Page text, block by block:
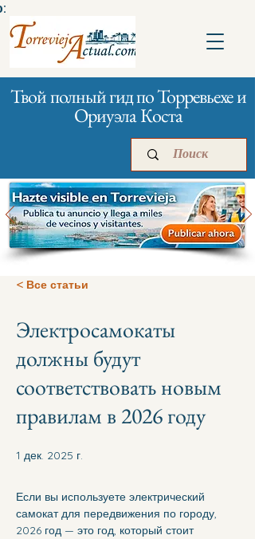
Твой полный гид по Торревьехе и
Ориуэла Коста
Главная Реклама
< Все статьи
Электросамокаты
должны будут
соответствовать новым
правилам в 2026 году
1 дек. 2025 г.
Если вы используете электрический
самокат для передвижения по городу,
2026 год — это год, который стоит